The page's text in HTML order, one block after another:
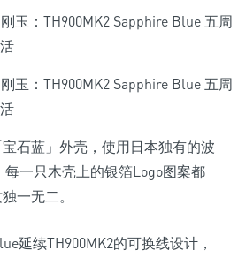
石蓝」外壳，使用日本独有的波
一只木壳上的银箔Logo图案都
一无二。
延续TH900MK2的可换线设计，